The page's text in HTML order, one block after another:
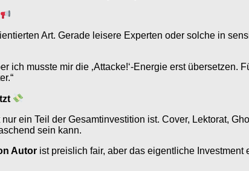
Art. Gerade leisere Experten oder solche in
ich musste mir die ‚Attacke!‘-Energie erst
ein Teil der Gesamtinvestition ist. Cover, Lektorat,
sein kann.
Autor ist preislich fair, aber das eigentliche